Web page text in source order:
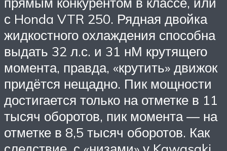
с Honda VTR 250. Рядная двойка
жидкостного охлаждения способна
выдать 32 л.с. и 31 нМ крутящего
момента, правда, «крутить» движок
придётся нещадно. Пик мощности
достигается только на отметке в 11
тысяч оборотов, пик момента — на
отметке в 8,5 тысяч оборотов. Как